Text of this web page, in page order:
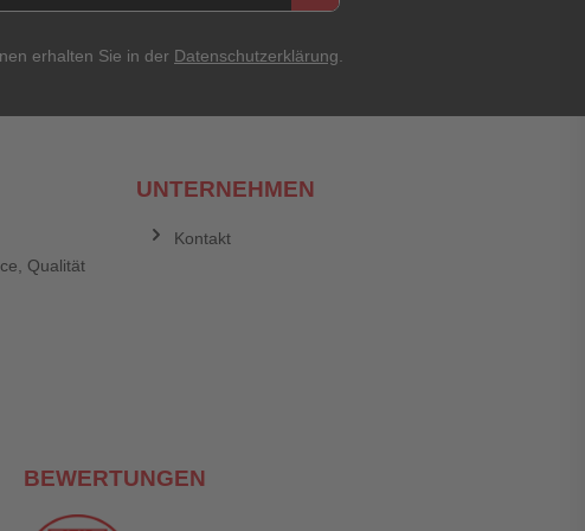
erhalten Sie in der Datenschutzerklärung.
Qualität
UNTERNEHMEN
Kontakt
BEWERTUNGEN